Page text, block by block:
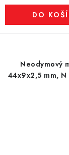
DO
Neodymový
44x9x2,5 mm, N